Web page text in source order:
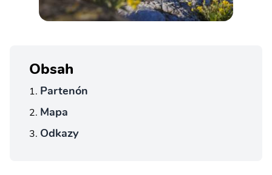
Obsah
Partenón
Mapa
Odkazy